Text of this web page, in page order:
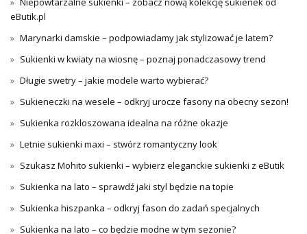
eButik.pl
Marynarki damskie – podpowiadamy jak stylizować je latem?
Sukienki w kwiaty na wiosnę – poznaj ponadczasowy trend
Długie swetry – jakie modele warto wybierać?
Sukieneczki na wesele – odkryj urocze fasony na obecny sezon!
Sukienka rozkloszowana idealna na różne okazje
Letnie sukienki maxi – stwórz romantyczny look
Szukasz Mohito sukienki – wybierz eleganckie sukienki z eButik
Sukienka na lato – sprawdź jaki styl będzie na topie
Sukienka hiszpanka – odkryj fason do zadań specjalnych
Sukienka na lato – co będzie modne w tym sezonie?